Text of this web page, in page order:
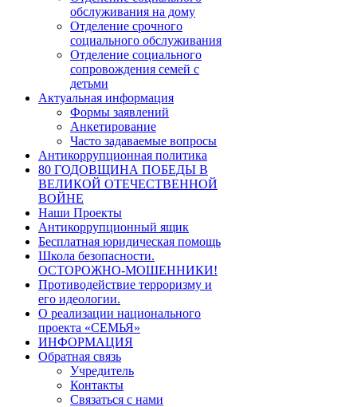
обслуживания на дому
Отделение срочного
социального обслуживания
Отделение социального
сопровождения семей с
детьми
Актуальная информация
Формы заявлений
Анкетирование
Часто задаваемые вопросы
Антикоррупционная политика
80 ГОДОВЩИНА ПОБЕДЫ В
ВЕЛИКОЙ ОТЕЧЕСТВЕННОЙ
ВОЙНЕ
Наши Проекты
Антикоррупционный ящик
Бесплатная юридическая помощь
Школа безопасности.
ОСТОРОЖНО-МОШЕННИКИ!
Противодействие терроризму и
его идеологии.
О реализации национального
проекта «СЕМЬЯ»
ИНФОРМАЦИЯ
Обратная связь
Учредитель
Контакты
Связаться с нами